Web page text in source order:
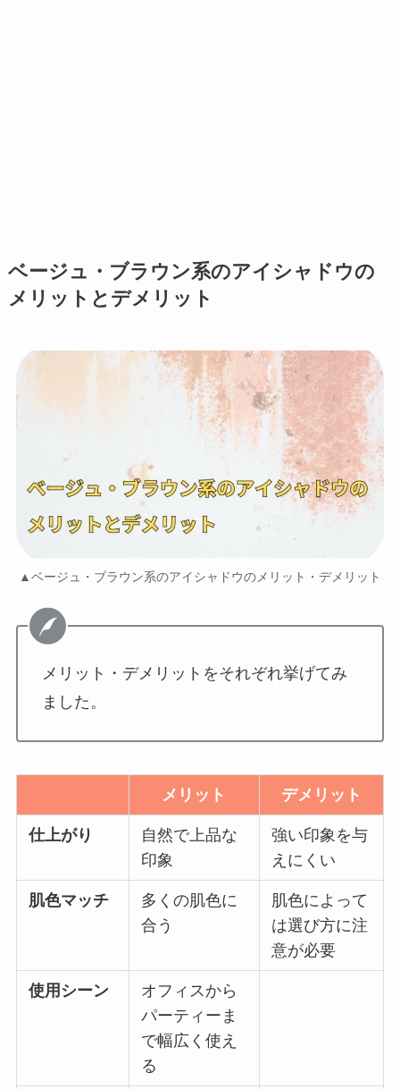
ベージュ・ブラウン系のアイシャドウの
メリットとデメリット
▲ベージュ・ブラウン系のアイシャドウのメリット・デメリット
メリット・デメリットをそれぞれ挙げてみ
ました。
メリット デメリット
仕上がり
自然で上品な
印象
強い印象を与
えにくい
肌色マッチ
多くの肌色に
合う
肌色によって
は選び方に注
意が必要
使用シーン
オフィスから
パーティーま
で幅広く使え
る